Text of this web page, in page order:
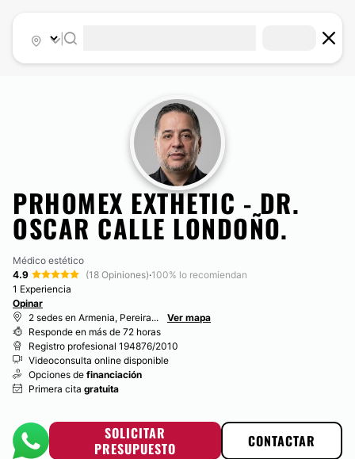
PRHOMEX EXTHETIC - DR.
OSCAR CALLE LONDOÑO.
Médico estético
4.9
(18 Opiniones)·100% lo recomiendan
1 Experiencia
Opinar
2 sedes en Armenia, Pereira...
Ver mapa
Responde en más de 72 horas
Registro profesional 194876/2010
Videoconsulta online disponible
Opciones de financiación
Primera cita gratuita
SOLICITAR
PRESUPUESTO
CONTACTAR